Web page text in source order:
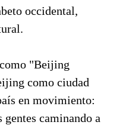
occidental,
"Beijing
como ciudad
en movimiento:
caminando a